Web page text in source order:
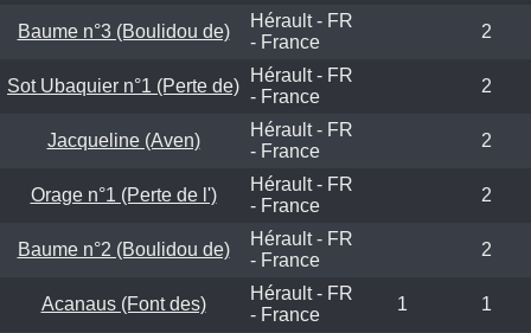
Baume n°3 (Boulidou de)
Hérault - FR
- France
2
Sot Ubaquier n°1 (Perte de)
Hérault - FR
- France
2
Jacqueline (Aven)
Hérault - FR
- France
2
Orage n°1 (Perte de l')
Hérault - FR
- France
2
Baume n°2 (Boulidou de)
Hérault - FR
- France
2
Acanaus (Font des)
Hérault - FR
- France
1 1